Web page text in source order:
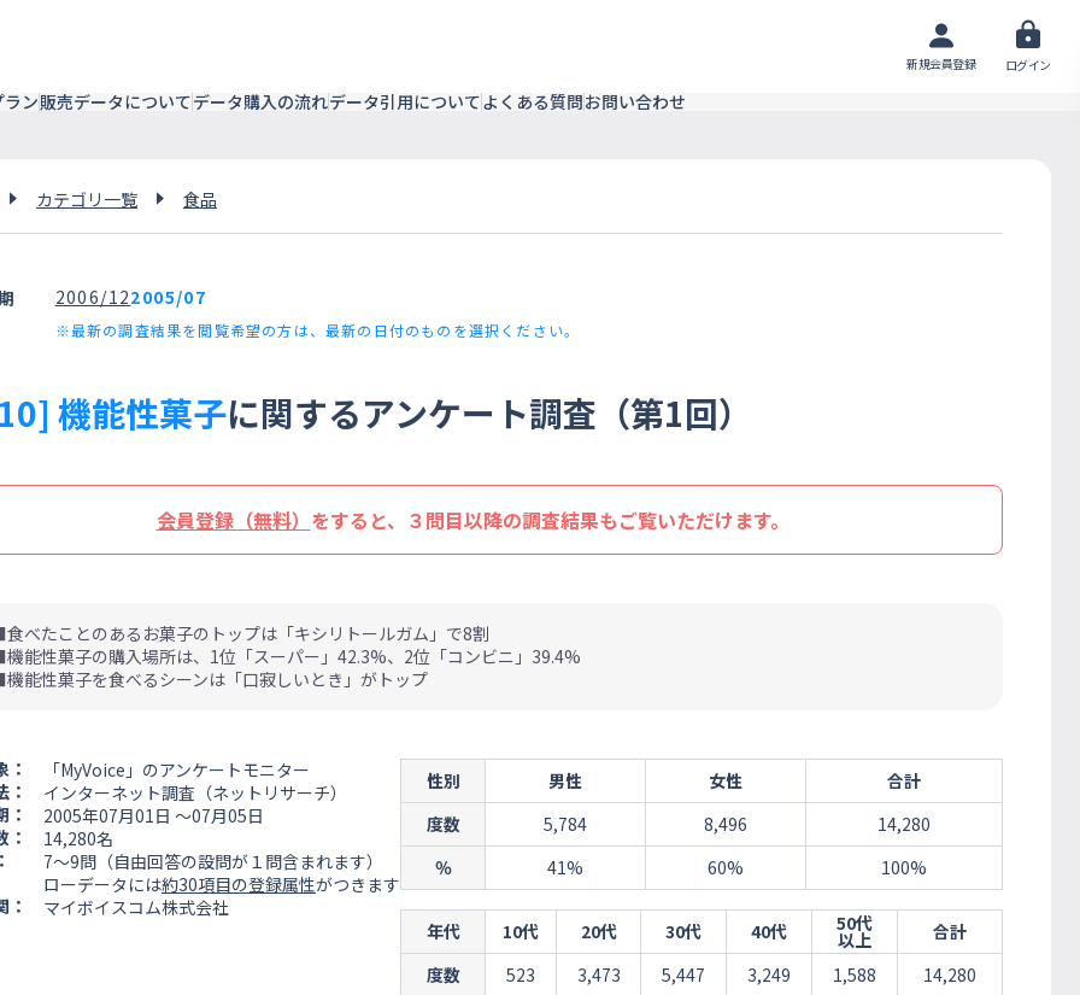
新規会員登録 ログイン
ン販売データについてデータ購入の流れデータ引用についてよくある質問お問い合わせ
カテゴリ一覧 食品
2006/122005/07
※最新の調査結果を閲覧希望の方は、最新の日付のものを選択ください。
機能性菓子に関するアンケート調査（第1回）
会員登録（無料） をすると、３問目以降の調査結果もご覧いただけます。
べたことのあるお菓子のトップは「キシリトールガム」で8割
能性菓子の購入場所は、1位「スーパー」42.3%、2位「コンビニ」39.4%
能性菓子を食べるシーンは「口寂しいとき」がトップ
：
「MyVoice」のアンケートモニター
：
インターネット調査（ネットリサーチ）
：
2005年07月01日 ～07月05日
：
14,280名
7～9問（自由回答の設問が１問含まれます）
ローデータには約30項目の登録属性がつきます
：
マイボイスコム株式会社
性別 男性 女性
合計
度数
5,784 8,496
14,280
％
41% 60% 100%
年代 10代 20代 30代 40代 50代
以上
合計
度数
523 3,473 5,447 3,249 1,588
14,280